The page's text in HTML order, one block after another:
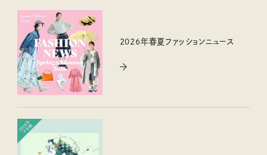
2026年春夏ファッションニュース